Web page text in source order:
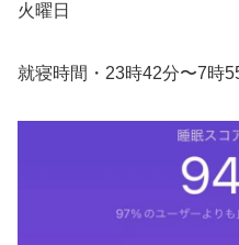
火曜日
就寝時間・23時42分〜7時